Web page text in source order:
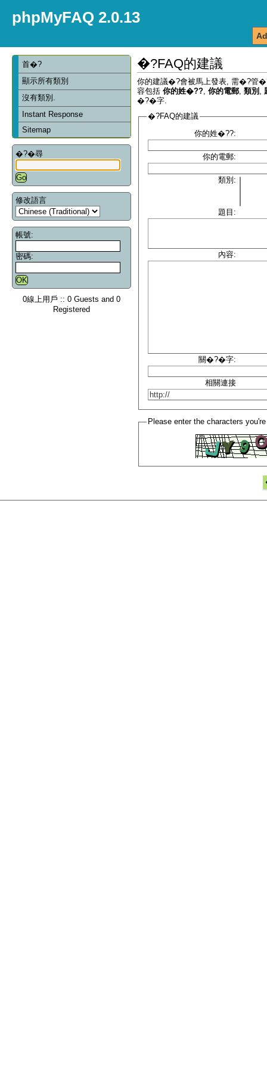
phpMyFAQ 2.0.13
首�?
顯示所有類別
沒有類別.
Instant Response
Sitemap
�?�尋
修改語言
帳號:
密碼:
0線上用戶 :: 0 Guests and 0
Registered
�?FAQ的建議
你的建議�?會被馬上發表, 需�?管
容包括 你的姓�?? 你的電郵 類別
�?�字.
�?FAQ的建議
你的姓�??:
你的電郵:
類別:
題目:
內容:
關�?�字:
相關連接
Please enter the characters